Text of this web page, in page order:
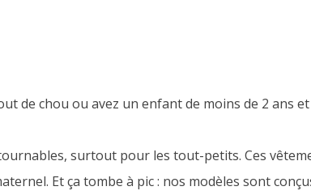
de chou ou avez un enfant de moins de 2 ans
surtout pour les tout-petits. Ces
Et ça tombe à pic : nos modèles sont